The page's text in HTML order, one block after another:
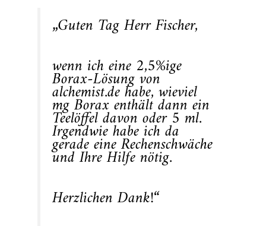
„Guten Tag Herr Fischer,
wenn ich eine 2,5%ige
Borax-Lösung von
alchemist.de habe, wieviel
mg Borax enthält dann ein
Teelöffel davon oder 5 ml.
Irgendwie habe ich da
gerade eine Rechenschwäche
und Ihre Hilfe nötig.
Herzlichen Dank!“